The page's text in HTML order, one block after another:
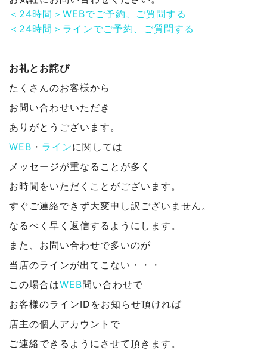
＜24時間＞WEBでご予約、ご質問する
＜24時間＞ラインでご予約、ご質問する
お礼とお詫び
たくさんのお客様から
お問い合わせいただき
ありがとうございます。
WEB ・ ラインに関しては
メッセージが重なることが多く
お時間をいただくことがございます。
すぐご連絡できず大変申し訳ございません。
なるべく早く返信するようにします。
また、お問い合わせで多いのが
当店のラインが出てこない・・・
この場合はWEB問い合わせで
お客様のラインIDをお知らせ頂ければ
店主の個人アカウントで
ご連絡できるようにさせて頂きます。